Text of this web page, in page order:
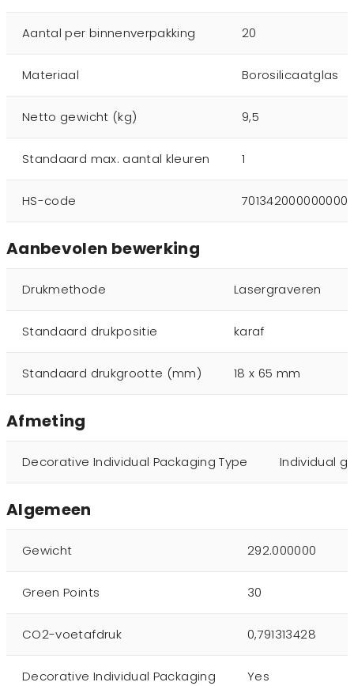
Aantal per binnenverpakking 20
Materiaal Borosilicaatglas
Netto gewicht (kg) 9,5
Standaard max. aantal kleuren 1
HS-code
Aanbevolen bewerking
Drukmethode Lasergraveren
Standaard drukpositie karaf
Standaard drukgrootte (mm) 18 x 65 mm
Afmeting
Decorative Individual Packaging Type Individual
Algemeen
Gewicht 292.000000
Green Points 30
CO2-voetafdruk 0,791313428
Decorative Individual Packaging Yes